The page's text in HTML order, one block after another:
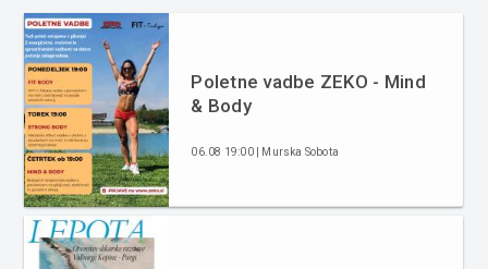
Poletne vadbe ZEKO - Mind
& Body
06.08 19:00 | Murska Sobota